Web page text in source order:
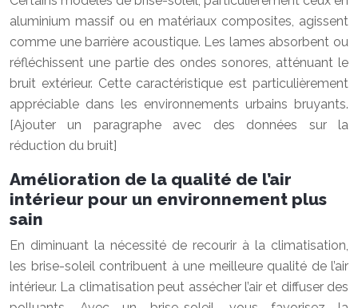
aluminium massif ou en matériaux composites, agissent
comme une barrière acoustique. Les lames absorbent ou
réfléchissent une partie des ondes sonores, atténuant le
bruit extérieur. Cette caractéristique est particulièrement
appréciable dans les environnements urbains bruyants.
[Ajouter un paragraphe avec des données sur la
réduction du bruit]
Amélioration de la qualité de l’air
intérieur pour un environnement plus
sain
En diminuant la nécessité de recourir à la climatisation,
les brise-soleil contribuent à une meilleure qualité de l’air
intérieur. La climatisation peut assécher l’air et diffuser des